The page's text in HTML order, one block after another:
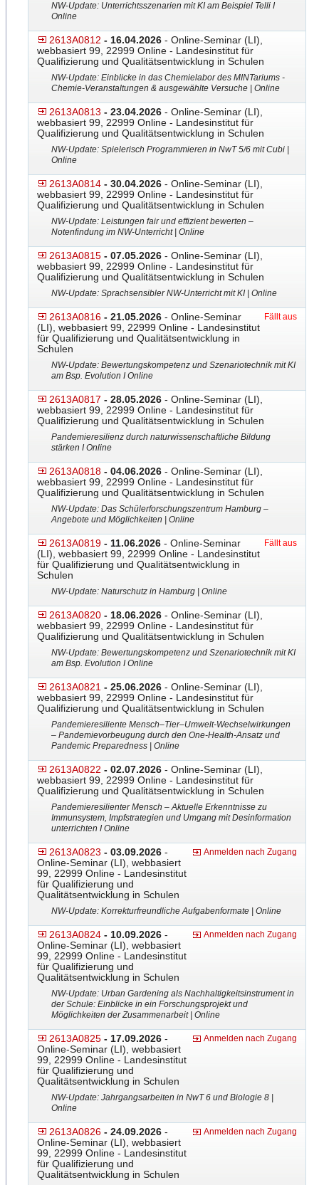
NW-Update: Unterrichtsszenarien mit KI am Beispiel Telli I
Online
2613A0812 - 16.04.2026 - Online-Seminar (LI),
webbasiert 99, 22999 Online - Landesinstitut für
Qualifizierung und Qualitätsentwicklung in Schulen
NW-Update: Einblicke in das Chemielabor des MINTariums -
Chemie-Veranstaltungen & ausgewählte Versuche | Online
2613A0813 - 23.04.2026 - Online-Seminar (LI),
webbasiert 99, 22999 Online - Landesinstitut für
Qualifizierung und Qualitätsentwicklung in Schulen
NW-Update: Spielerisch Programmieren in NwT 5/6 mit Cubi |
Online
2613A0814 - 30.04.2026 - Online-Seminar (LI),
webbasiert 99, 22999 Online - Landesinstitut für
Qualifizierung und Qualitätsentwicklung in Schulen
NW-Update: Leistungen fair und effizient bewerten –
Notenfindung im NW-Unterricht | Online
2613A0815 - 07.05.2026 - Online-Seminar (LI),
webbasiert 99, 22999 Online - Landesinstitut für
Qualifizierung und Qualitätsentwicklung in Schulen
NW-Update: Sprachsensibler NW-Unterricht mit KI | Online
2613A0816 - 21.05.2026 - Online-Seminar
(LI), webbasiert 99, 22999 Online - Landesinstitut
für Qualifizierung und Qualitätsentwicklung in
Schulen
Fällt aus
NW-Update: Bewertungskompetenz und Szenariotechnik mit KI
am Bsp. Evolution I Online
2613A0817 - 28.05.2026 - Online-Seminar (LI),
webbasiert 99, 22999 Online - Landesinstitut für
Qualifizierung und Qualitätsentwicklung in Schulen
Pandemieresilienz durch naturwissenschaftliche Bildung
stärken I Online
2613A0818 - 04.06.2026 - Online-Seminar (LI),
webbasiert 99, 22999 Online - Landesinstitut für
Qualifizierung und Qualitätsentwicklung in Schulen
NW-Update: Das Schülerforschungszentrum Hamburg –
Angebote und Möglichkeiten | Online
2613A0819 - 11.06.2026 - Online-Seminar
(LI), webbasiert 99, 22999 Online - Landesinstitut
für Qualifizierung und Qualitätsentwicklung in
Schulen
Fällt aus
NW-Update: Naturschutz in Hamburg | Online
2613A0820 - 18.06.2026 - Online-Seminar (LI),
webbasiert 99, 22999 Online - Landesinstitut für
Qualifizierung und Qualitätsentwicklung in Schulen
NW-Update: Bewertungskompetenz und Szenariotechnik mit KI
am Bsp. Evolution I Online
2613A0821 - 25.06.2026 - Online-Seminar (LI),
webbasiert 99, 22999 Online - Landesinstitut für
Qualifizierung und Qualitätsentwicklung in Schulen
Pandemieresiliente Mensch–Tier–Umwelt-Wechsel​wirkungen
– Pandemievorbeugung durch den One-Health-Ansatz und
Pandemic Preparedness | Online
2613A0822 - 02.07.2026 - Online-Seminar (LI),
webbasiert 99, 22999 Online - Landesinstitut für
Qualifizierung und Qualitätsentwicklung in Schulen
Pandemieresilienter Mensch – Aktuelle Erkenntnisse zu
Immunsystem, Impfstrategien und Umgang mit Desinformation
unterrichten I Online
2613A0823 - 03.09.2026 -
Online-Seminar (LI), webbasiert
99, 22999 Online - Landesinstitut
für Qualifizierung und
Qualitätsentwicklung in Schulen
Anmelden nach Zugang
NW-Update: Korrekturfreundliche Aufgabenformate | Online
2613A0824 - 10.09.2026 -
Online-Seminar (LI), webbasiert
99, 22999 Online - Landesinstitut
für Qualifizierung und
Qualitätsentwicklung in Schulen
Anmelden nach Zugang
NW-Update: Urban Gardening als Nachhaltigkeitsinstrument in
der Schule: Einblicke in ein Forschungsprojekt und
Möglichkeiten der Zusammenarbeit | Online
2613A0825 - 17.09.2026 -
Online-Seminar (LI), webbasiert
99, 22999 Online - Landesinstitut
für Qualifizierung und
Qualitätsentwicklung in Schulen
Anmelden nach Zugang
NW-Update: Jahrgangsarbeiten in NwT 6 und Biologie 8 |
Online
2613A0826 - 24.09.2026 -
Online-Seminar (LI), webbasiert
99, 22999 Online - Landesinstitut
für Qualifizierung und
Qualitätsentwicklung in Schulen
Anmelden nach Zugang